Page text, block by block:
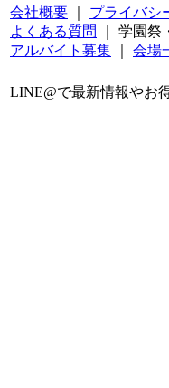
会社概要 プライバシ
よくある質問
｜ 学園祭
アルバイト募集
会場
LINE@で最新情報やお